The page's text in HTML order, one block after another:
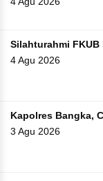
Silahturahmi
4 Agu 2026
Kapolres Bangka,
3 Agu 2026